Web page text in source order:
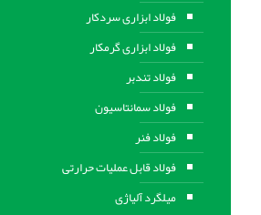
فولاد ابزاری سردکار
فولاد ابزاری گرمکار
فولاد تندبر
فولاد سمانتاسیون
فولاد فنر
فولاد قابل عملیات حرارتی
ميلگرد آلیاژی